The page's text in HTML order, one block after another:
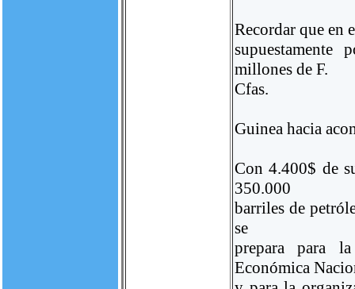
Recordar que en
supuestamente
millones de F.
Cfas.
Guinea hacia
Con 4.400$ de
350.000
barriles de
se
prepara para
Económica